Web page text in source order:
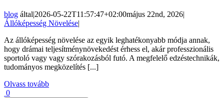
blog által|2026-05-22T11:57:47+02:00május 22nd, 2026|
Állóképesség Növelése|
Az állóképesség növelése az egyik leghatékonyabb módja annak,
hogy drámai teljesítménynövekedést érhess el, akár professzionális
sportoló vagy vagy szórakozásból futó. A megfelelő edzéstechnikák,
tudományos megközelítés [...]
Olvass tovább
0